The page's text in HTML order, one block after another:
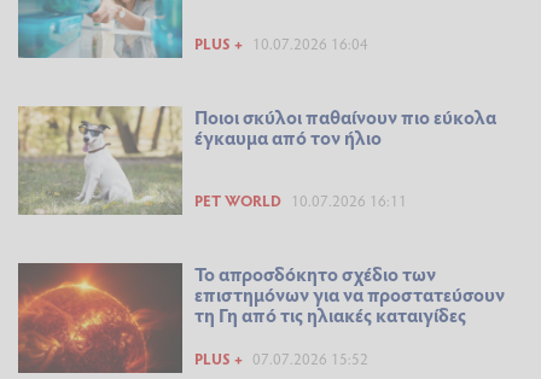
PLUS + 10.07.2026 16:04
Ποιοι σκύλοι παθαίνουν πιο εύκολα
έγκαυμα από τον ήλιο
PET WORLD 10.07.2026 16:11
Το απροσδόκητο σχέδιο των
επιστημόνων για να προστατεύσουν
τη Γη από τις ηλιακές καταιγίδες
PLUS + 07.07.2026 15:52